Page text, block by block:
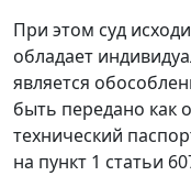
При этом суд
обладает
является
быть передано как
технический
на пункт 1 статьи